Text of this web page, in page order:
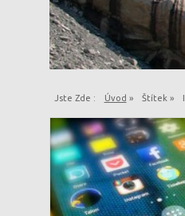
Jste Zde : Úvod » Štítek »